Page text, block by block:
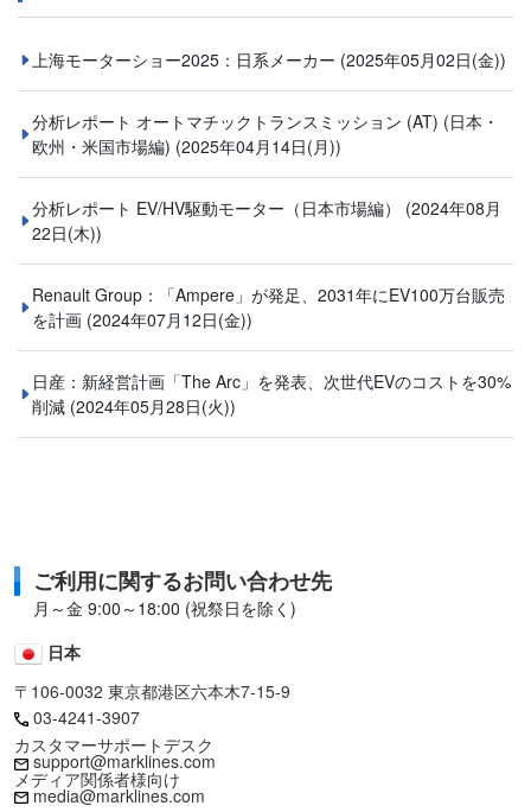
上海モーターショー2025：日系メーカー (2025年05月02日(金))
分析レポート オートマチックトランスミッション (AT) (⽇本・
欧州・米国市場編) (2025年04月14日(月))
分析レポート EV/HV駆動モーター（日本市場編） (2024年08月
22日(木))
Renault Group：「Ampere」が発足、2031年にEV100万台販売
を計画 (2024年07月12日(金))
日産：新経営計画「The Arc」を発表、次世代EVのコストを30%
削減 (2024年05月28日(火))
ご利用に関するお問い合わせ先
月～金 9:00～18:00 (祝祭日を除く)
日本
〒106-0032 東京都港区六本木7-15-9
03-4241-3907
カスタマーサポートデスク
support@marklines.com
メディア関係者様向け
media@marklines.com